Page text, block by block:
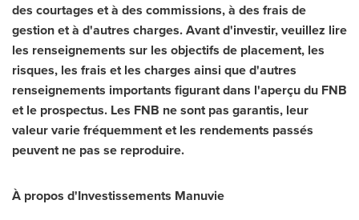
des courtages et à des commissions, à des frais de
gestion et à d'autres charges. Avant d'investir, veuillez lire
les renseignements sur les objectifs de placement, les
risques, les frais et les charges ainsi que d'autres
renseignements importants figurant dans l'aperçu du FNB
et le prospectus. Les FNB ne sont pas garantis, leur
valeur varie fréquemment et les rendements passés
peuvent ne pas se reproduire.
À propos d'Investissements Manuvie